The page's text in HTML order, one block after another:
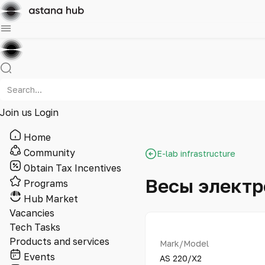
Join us Login
Home
Community
Obtain Tax Incentives
Programs
Hub Market
Vacancies
Tech Tasks
Products and services
Events
E-lab infrastructure
Весы
Mark/Model
AS 220/X2